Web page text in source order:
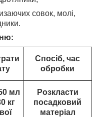
совок, молі,
Спосіб, час
обробки
мл
кг
Розкласти
посадковий
матеріал